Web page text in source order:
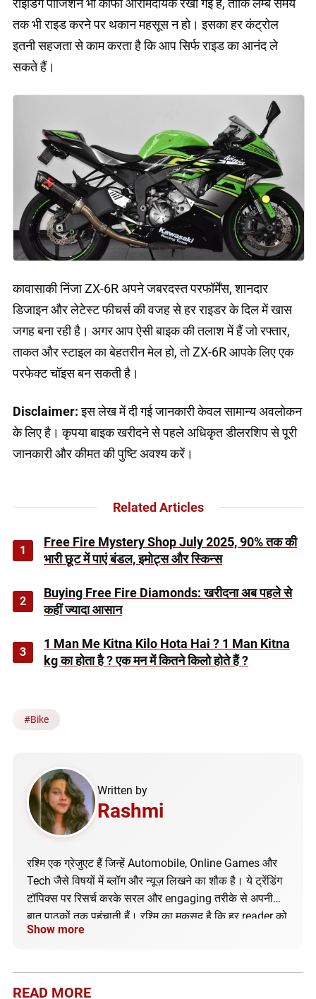
राइडिंग पोजिशन भी काफी आरामदायक रखी गई है, ताकि लम्बे समय
तक भी राइड करने पर थकान महसूस न हो। इसका हर कंट्रोल
इतनी सहजता से काम करता है कि आप सिर्फ राइड का आनंद ले
सकते हैं।
कावासाकी निंजा ZX-6R अपने जबरदस्त परफॉर्मेंस, शानदार
डिजाइन और लेटेस्ट फीचर्स की वजह से हर राइडर के दिल में खास
जगह बना रही है। अगर आप ऐसी बाइक की तलाश में हैं जो रफ्तार,
ताकत और स्टाइल का बेहतरीन मेल हो, तो ZX-6R आपके लिए एक
परफेक्ट चॉइस बन सकती है।
Disclaimer:इस लेख में दी गई जानकारी केवल सामान्य अवलोकन
के लिए है। कृपया बाइक खरीदने से पहले अधिकृत डीलरशिप से पूरी
जानकारी और कीमत की पुष्टि अवश्य करें।
Related Articles
1
Free Fire Mystery Shop July 2025, 90% तक की
भारी छूट में पाएं बंडल, इमोट्स और स्किन्स
2
Buying Free Fire Diamonds: खरीदना अब पहले से
कहीं ज्यादा आसान
3
1 Man Me Kitna Kilo Hota Hai ? 1 Man Kitna
kg का होता है ? एक मन में कितने किलो होते हैं ?
#Bike
Written by
Rashmi
रश्मि एक ग्रेजुएट हैं जिन्हें Automobile, Online Games और
Tech जैसे विषयों में ब्लॉग और न्यूज़ लिखने का शौक है। ये ट्रेंडिंग
टॉपिक्स पर रिसर्च करके सरल और engaging तरीके से अपनी
बात पाठकों तक पहुंचाती हैं। रश्मि का मकसद है कि हर reader को
सही और अपडेटेड जानकारी मिले।
Show more
READ MORE